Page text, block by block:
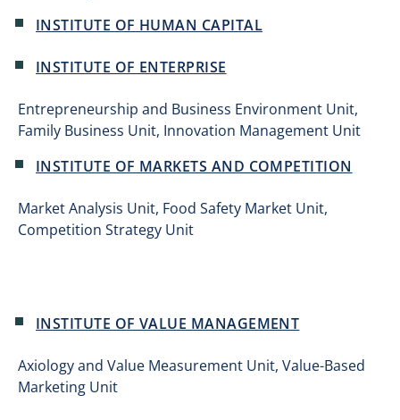
INSTITUTE OF HUMAN CAPITAL
INSTITUTE OF ENTERPRISE
Entrepreneurship and Business Environment Unit,
Family Business Unit, Innovation Management Unit
INSTITUTE OF MARKETS AND COMPETITION
Market Analysis Unit, Food Safety Market Unit,
Competition Strategy Unit
INSTITUTE OF VALUE MANAGEMENT
Axiology and Value Measurement Unit, Value-Based
Marketing Unit